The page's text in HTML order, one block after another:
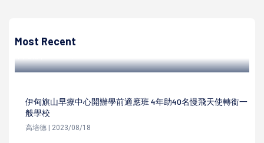
Most Recent
守護社區精神
伊甸旗山早療中心開辦學前適應班 4年助40名慢飛天使轉銜一
般學校
高培德 | 2023/08/18